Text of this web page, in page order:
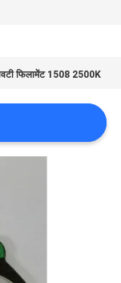
फिलामेंट 1508 2500K